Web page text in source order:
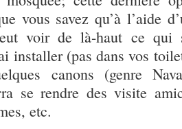
vous savez qu’à l’aide
voir de là-haut ce qui
installer (pas dans vos
canons (genre
se rendre des visite
etc.